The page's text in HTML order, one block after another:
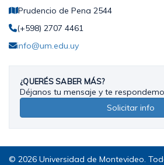
Prudencio de Pena 2544
(+598) 2707 4461
info@um.edu.uy
¿QUERÉS SABER MÁS?
Déjanos tu mensaje y te
Solicitar info
© 2026 Universidad de Montevideo.